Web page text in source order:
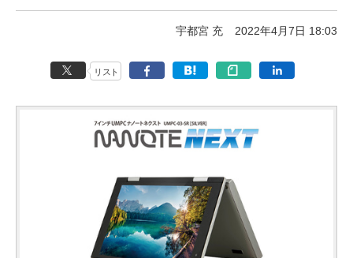
宇都宮 充 2022年4月7日 18:03
リスト